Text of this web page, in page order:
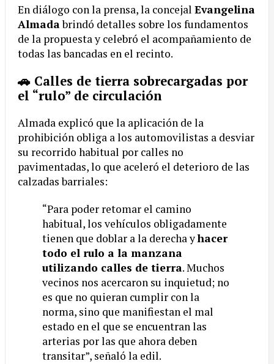
En diálogo con la prensa, la concejal Evangelina
Almadabrindó detalles sobre los fundamentos
de la propuesta y celebró el acompañamiento de
todas las bancadas en el recinto.
🚗 Calles de tierra sobrecargadas por
el “rulo” de circulación
Almada explicó que la aplicación de la
prohibición obliga a los automovilistas a desviar
su recorrido habitual por calles no
pavimentadas, lo que aceleró el deterioro de las
calzadas barriales:
“Para poder retomar el camino
habitual, los vehículos obligadamente
tienen que doblar a la derecha yhacer
todo el rulo a la manzana
utilizando calles de tierra. Muchos
vecinos nos acercaron su inquietud; no
es que no quieran cumplir con la
norma, sino que manifiestan el mal
estado en el que se encuentran las
arterias por las que ahora deben
transitar”, señaló la edil.